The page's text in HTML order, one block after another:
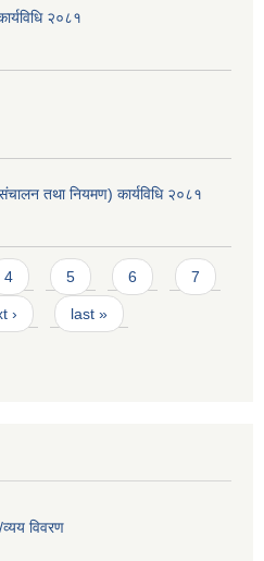
२०८१
तथा नियमण) कार्यविधि २०८१
4 5 6 7
› last »
विवरण